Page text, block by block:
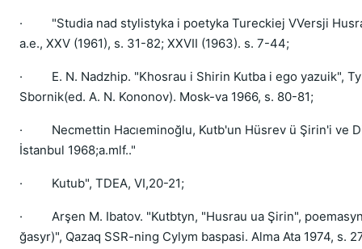
· "Studia nad stylistyka i poetyka Tureckiej VVersji
a.e., XXV (1961), s. 31-82; XXVII (1963). s. 7-44;
· E. N. Nadzhip. "Khosrau i Shirin Kutba i ego yazuik",
Sbornik(ed. A. N. Kononov). Mosk-va 1966, s. 80-81;
· Necmettin Hacıeminoğlu, Kutb'un Hüsrev ü Şirin'i ve
İstanbul 1968;a.mlf.."
· Kutub", TDEA, VI,20-21;
· Arşen M. Ibatov. "Kutbtyn, "Husrau ua Şirin",
ğasyr)", Qazaq SSR-ning Cylym baspasi. Alma Ata 1974, s.